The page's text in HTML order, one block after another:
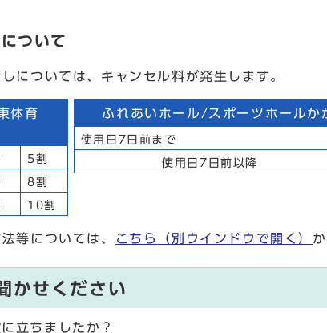
ついて
については、キャンセル料が発生します。
体育
5割
8割
10割
ふれあいホール/スポーツホールか
使用日7日前ま
使用日7日前以降
等については、 こちら （別ウインドウで開く）
かせください
立ちましたか？